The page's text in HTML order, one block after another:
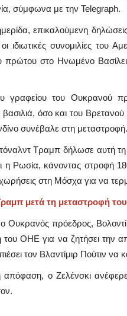
σύμφωνα με την Telegraph.
επικαλούμενη
ιδιωτικές συνομιλίες
στο Ηνωμένο
γραφείου του Ουκρανού
βασιλιά, όσο και του
συνέβαλε στη μεταστροφή.
Τραμπ δήλωσε αυτή τη
η Ρωσία, κάνοντας στροφή
στη Μόσχα για να
μετά τη μεταστροφή
Ουκρανός πρόεδρος,
ΟΗΕ για να ζητήσει την
τον Βλαντίμιρ Πούτιν να
απόφαση, ο Ζελένσκι